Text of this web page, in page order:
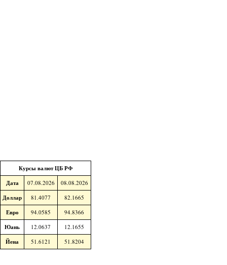
Курсы валют ЦБ РФ
Дата
07.08.2026 08.08.2026
Доллар 81.4077 82.1665
Евро 94.0585 94.8366
Юань 12.0637 12.1655
Йена 51.6121 51.8204